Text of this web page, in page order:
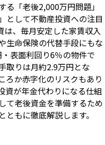
「老後2,000万円問題」
として不動産投資への注目
は、毎月安定した家賃収入
生命保険の代替手段にもな
表面利回り6％の物件で
取りは月約2.9万円とな
ろか赤字化のリスクもあり
資が年金代わりになる仕組
て老後資金を準備するため
もに徹底解説します。